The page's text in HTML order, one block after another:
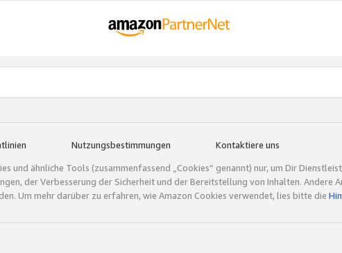
Nutzungsbestimmungen Kontaktiere uns
und ähnliche Tools (zusammenfassend „Cookies“ genannt) nur, um Dir
der Verbesserung der Sicherheit und der Bereitstellung von Inhalten. Andere
Um mehr darüber zu erfahren, wie Amazon Cookies verwendet, lies bitte die